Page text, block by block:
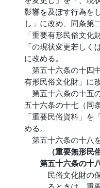
影響を及ぼす行為を
し」に改め、同条第
「重要有形民俗文化
「の現状変更若しく
に改める。
第五十六条の十四
有形民俗文化財」に
第五十六条の十五
五十六条の十七（同
「重要民俗資料」
める。
第五十六条の十八
（重要無形民
第五十六条の十
民俗文化財の